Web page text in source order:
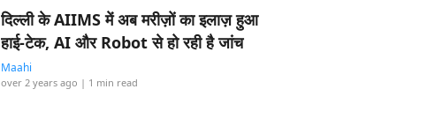
दिल्ली के AIIMS में अब मरीज़ों का इलाज़ हुआ
हाई-टेक, AI और Robot से हो रही है जांच
Maahi
over 2 years ago | 1 min read